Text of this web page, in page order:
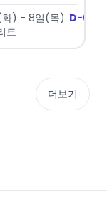
화) - 8일(목) D-60
트
더보기